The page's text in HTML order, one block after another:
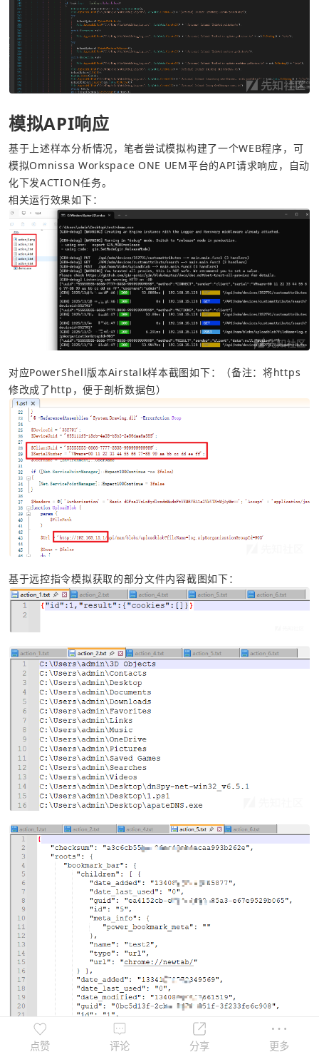
模拟API响应
基于上述样本分析情况，笔者尝试模拟构建了一个WEB程序，可
模拟Omnissa Workspace ONE UEM平台的API请求响应，自动
化下发ACTION任务。
相关运行效果如下：
对应PowerShell版本Airstalk样本截图如下：（备注：将https
修改成了http，便于剖析数据包）
基于远控指令模拟获取的部分文件内容截图如下：
点赞 评论 分享 更多